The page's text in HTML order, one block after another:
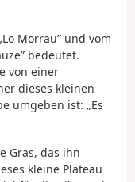
Morrau” und vom
bedeutet.
von einer
dieses kleinen
umgeben ist: „Es
Gras, das ihn
kleine Plateau